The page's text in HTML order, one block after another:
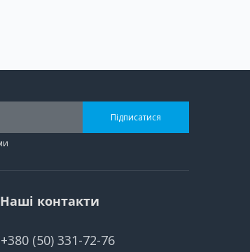
Підписатися
Наші контакти
+380 (50) 331-72-76